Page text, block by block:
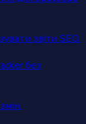
звіти SEO.
без